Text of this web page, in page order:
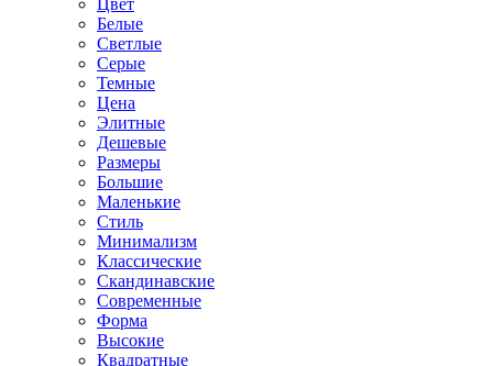
Цвет
Белые
Светлые
Серые
Темные
Цена
Элитные
Дешевые
Размеры
Большие
Маленькие
Стиль
Минимализм
Классические
Скандинавские
Современные
Форма
Высокие
Квадратные